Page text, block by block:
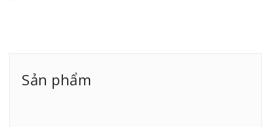
Sản phẩm